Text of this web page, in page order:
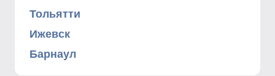
Тольятти
Ижевск
Барнаул